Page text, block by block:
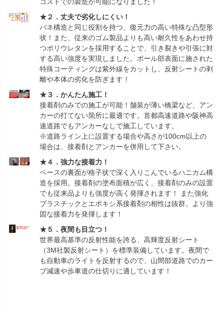
★２．丈夫で劣化しにくい！
バネ構造と同じ役割を持つ、復元力の高い特殊な凸型形
状！また、従来のゴム製品よりも高い耐久性をあわせ持
つポリウレタンを採用することで、引き裂きや引張に対
する高い強度を実現しました。ポール部表面に施された
特殊コーティングは紫外線をカットし、反射シートの剥
離や本体の劣化を防ぎます！
★３．かんたん施工！
接着剤のみでの施工が可能！舗装が薄い橋梁など、アン
カーの打てない箇所に最適です。首都高速道路や阪神高
速道路でもアンカーなしで施工しています。
※道路ライン上に設置する場合や高さが100cm以上の
場合は、接着剤とアンカーを併用して下さい。
★４．強力な接着力！
ベースの裏面が格子状で深く入りこんでいるハニカム構
造を採用。接着剤の塗布面積が広く、接着剤のみの設置
でも従来品よりも強度が高く発揮されます！ また強化
プラスチックとエポキシ系接着剤の相性は抜群。より強
固な接着力を発揮します！
★５．夜間も目立つ！
世界最高基準の反射性能を誇る、高輝度反射シート
（3M社製反射シート）を標準装備しています。夜間で
も自動車のライトを反射するので、山間部道路でのカー
ブ減速や歩車道の仕切りに適しています！